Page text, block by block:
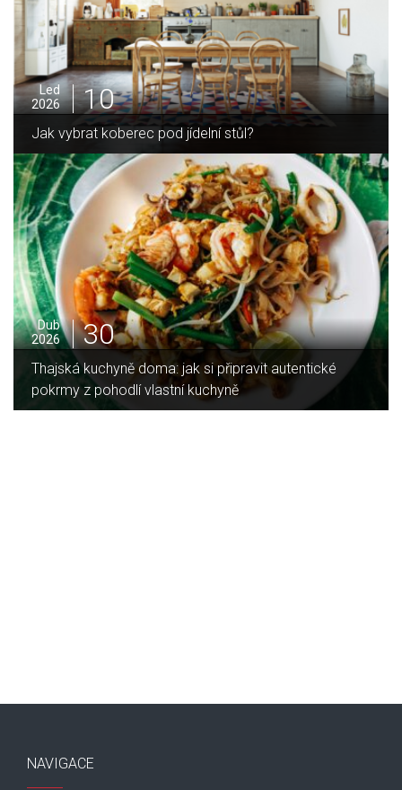
Led
2026
10
Jak vybrat koberec pod jídelní stůl?
Dub
2026
30
Thajská kuchyně doma: jak si připravit autentické
pokrmy z pohodlí vlastní kuchyně
NAVIGACE